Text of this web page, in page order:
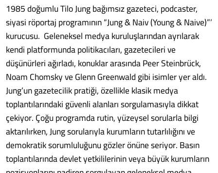
1985 doğumlu Tilo Jung bağımsız gazeteci, podcaster,
siyasi röportaj programının “Jung & Naiv (Young & Naive)”’
kurucusu. Geleneksel medya kuruluşlarından ayrılarak
kendi platformunda politikacıları, gazetecileri ve
düşünürleri ağırladı, konuklar arasında Peer Steinbrück,
Noam Chomsky ve Glenn Greenwald gibi isimler yer aldı.
Jung’un gazetecilik pratiği, özellikle klasik medya
toplantılarındaki güvenli alanları sorgulamasıyla dikkat
çekiyor. Çoğu programda rutin, yüzeysel sorularla bilgi
aktarılırken, Jung sorularıyla kurumların tutarlılığını ve
demokratik sorumluluğunu gözler önüne seriyor. Basın
toplantılarında devlet yetkililerinin veya büyük kurumların